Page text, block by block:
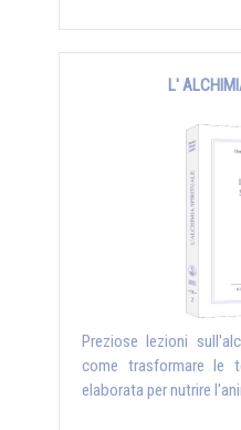
L'
Preziose lezioni
come trasformare le
elaborata per nutrire